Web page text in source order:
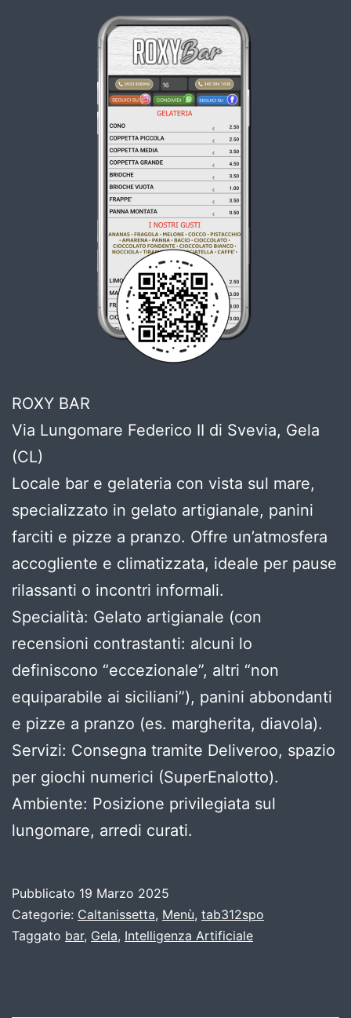
ROXY BAR
Via Lungomare Federico II di Svevia, Gela
(CL)
Locale bar e gelateria con vista sul mare,
specializzato in gelato artigianale, panini
farciti e pizze a pranzo. Offre un’atmosfera
accogliente e climatizzata, ideale per pause
rilassanti o incontri informali.
Specialità: Gelato artigianale (con
recensioni contrastanti: alcuni lo
definiscono “eccezionale”, altri “non
equiparabile ai siciliani”), panini abbondanti
e pizze a pranzo (es. margherita, diavola).
Servizi: Consegna tramite Deliveroo, spazio
per giochi numerici (SuperEnalotto).
Ambiente: Posizione privilegiata sul
lungomare, arredi curati.
Pubblicato 19 Marzo 2025
Categorie: Caltanissetta, Menù, tab312spo
Taggato bar, Gela, Intelligenza Artificiale